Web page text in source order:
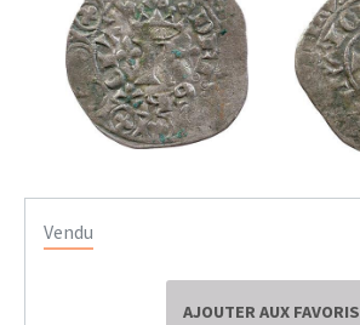
Vendu
AJOUTER AUX FAVORIS